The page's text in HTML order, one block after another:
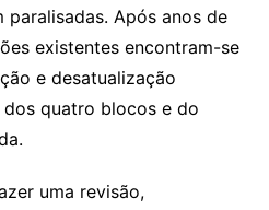
paralisadas. Após anos de
existentes encontram-se
e desatualização
quatro blocos e do
uma revisão,